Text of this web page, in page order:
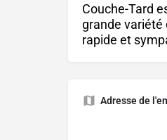
Couche-Tard
grande variété
rapide et
Adresse de